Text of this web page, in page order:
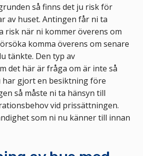
så finns det ju risk för
av huset. Antingen får ni ta
risk när ni kommer överens om
komma överens om senare
tänkte. Den typ av
det här är fråga om är inte så
har gjort en besiktning före
så måste ni ta hänsyn till
vid prissättningen.
som ni nu känner till innan